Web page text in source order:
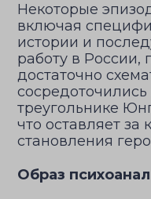
Некоторые
включая
истории и
работу в России,
достаточно
треугольнике
что оставляет
становления
Образ